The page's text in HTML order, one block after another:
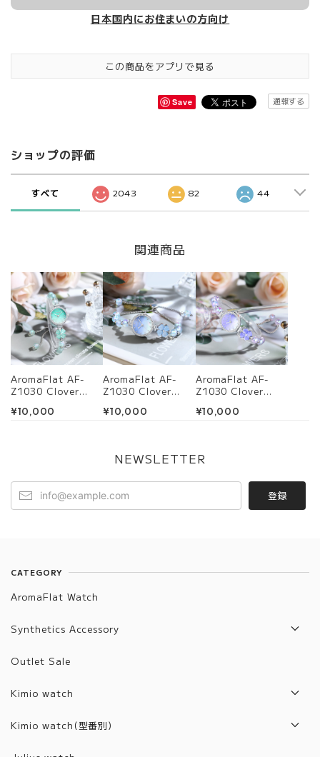
日本国内にお住まいの方向け
この商品をアプリで見る
Save 通報する
ショップの評価
すべて 2043 82 44
関連商品
AromaFlat AF-
Z1030 Clover
腕時計 レディース
¥10,000
AromaFlat AF-
Z1030 Clover
時計 レディース
¥10,000
AromaFlat AF-
Z1030 Clover
腕時計 レディース
¥10,000
NEWSLETTER
登録
CATEGORY
AromaFlat Watch
Synthetics Accessory
Artifact List
Outlet Sale
Kimio watch
2017年モデル
Kimio watch(型番別)
Z1001~2000